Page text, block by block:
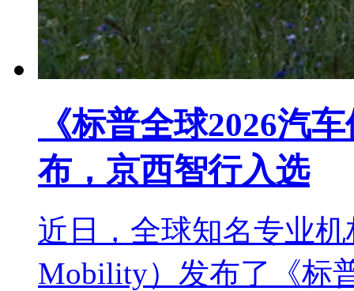
《标普全球2026汽
布，京西智行入选
近日，全球知名专业
Mobility）发布了《标